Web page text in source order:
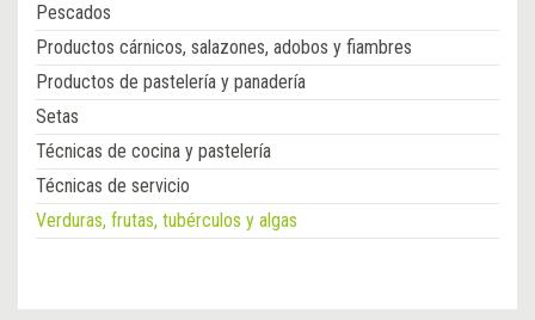
Pescados
Productos cárnicos, salazones, adobos y fiambres
Productos de pastelería y panadería
Setas
Técnicas de cocina y pastelería
Técnicas de servicio
Verduras, frutas, tubérculos y algas